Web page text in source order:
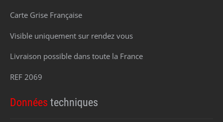
Carte Grise Française
Visible uniquement sur rendez vous
Livraison possible dans toute la France
REF 2069
Données techniques